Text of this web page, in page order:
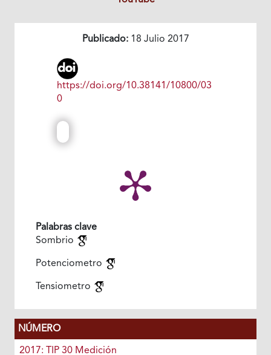
Publicado:18 Julio 2017
https://doi.org/10.38141/10800/03
0
Palabras clave
Sombrio
Potenciometro
Tensiometro
NÚMERO
2017: TIP 30 Medición